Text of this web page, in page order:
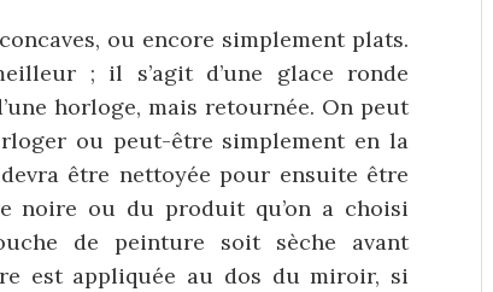
ou encore simplement plats.
; il s’agit d’une glace ronde
horloge, mais retournée. On peut
ou peut-être simplement en la
être nettoyée pour ensuite être
noire ou du produit qu’on a choisi
de peinture soit sèche avant
est appliquée au dos du miroir, si